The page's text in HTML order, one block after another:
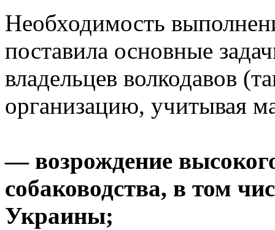
Необходимость
поставила основные
владельцев волкодавов
организацию, учитывая
— возрождение
собаководства, в том
Украины;